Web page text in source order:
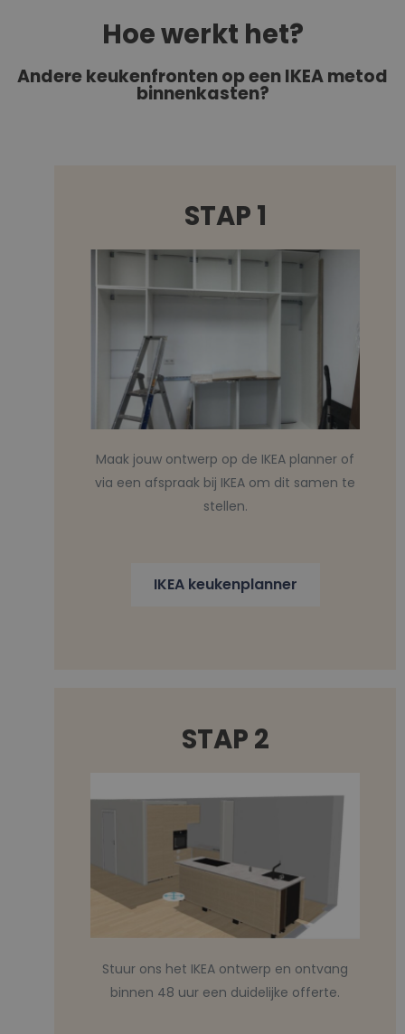
Hoe werkt het?
Andere keukenfronten op een IKEA metod
binnenkasten?
STAP 1
Maak jouw ontwerp op de IKEA planner of
via een afspraak bij IKEA om dit samen te
stellen.
IKEA keukenplanner
STAP 2
Stuur ons het IKEA ontwerp en ontvang
binnen 48 uur een duidelijke offerte.